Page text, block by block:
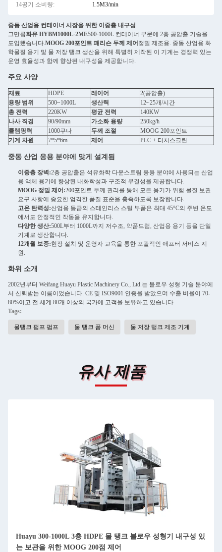
14공기 소비량: 1.5M3/min
중동 산업용 컨테이너 시장을 위한 이중층 내구성
그만큼화유 HYBM1000L-2ME500-1000L 컨테이너 부문에 2층 공압출 기술을
도입했습니다.MOOG 200포인트 패리슨 두께 제어 정밀 제조용. 중동 산업용 화
학물질 용기 및 물 저장 탱크 생산을 위해 특별히 제작된 이 기계는 경쟁력 있는
운영 효율성과 함께 향상된 내구성을 제공합니다.
주요 사양
재료 HDPE 레이어
2(공압출)
용량 범위
500~1000L 생산력
12~25개/시간
총 전력
220KW 평균 전력
140KW
나사 직경
90/90mm 가소화 용량
250kg/h
클램핑력
1000쿠나 두께 조절
MOOG 200포인트
기계 차원
7*5*6m 제어 PLC + 터치스크린
중동 산업 응용 분야에 맞게 설계됨
이중층 장벽:2층 공압출은 석유화학 다운스트림 응용 분야에 사용되는 산업
용 액체 용기에 향상된 내화학성과 구조적 무결성을 제공합니다.
MOOG 정밀 제어:200포인트 두께 관리를 통해 모든 용기가 위험 물질 보관
요구 사항에 중요한 엄격한 품질 표준을 충족하도록 보장합니다.
고온 탄력성:산업용 등급의 ​​스테인리스 스틸 부품은 최대 45°C의 주변 온도
에서도 안정적인 작동을 유지합니다.
다양한 생산:500L부터 1000L까지 저수조, 약품드럼, 산업용 용기 등을 단일
기계로 생산합니다.
12개월 보증:현장 설치 및 운영자 교육을 통한 포괄적인 애프터 서비스 지
원.
화위 소개
2002년부터 Weifang Huayu Plastic Machinery Co., Ltd.는 블로우 성형 기술 분야에
서 신뢰받는 이름이었습니다. CE 및 ISO9001 인증을 받았으며 수출 비율이 70-
80%이고 전 세계 80개 이상의 국가에 고객을 보유하고 있습니다.
Tags:
물탱크 펌프 펌프 물 탱크 폼 머신 물 저장 탱크 제조 기계
유사 제품
Huayu 300-1000L 3층 HDPE 물 탱크 블로우 성형기 내구성 있
는 보관을 위한 MOOG 200점 제어